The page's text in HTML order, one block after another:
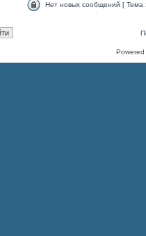
Нет новых сообщений [ Тема